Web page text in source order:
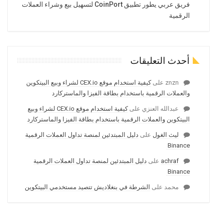
فريق عربي يطور تطبيق CoinPort لتسهيل بيع وشراء العملات
الرقمية
أحدث التعليقات
znzn على
كيفية استخدام موقع CEX.io لشراء وبيع البيتكوين
والعملات الرقمية باستخدام بطاقة الفيزا والماستركارد
عبدالله العنزي على
كيفية استخدام موقع CEX.io لشراء وبيع
البيتكوين والعملات الرقمية باستخدام بطاقة الفيزا والماستركارد
ليث الغول على دليل المبتدئين لمنصة تداول العملات الرقمية
Binance
achraf على دليل المبتدئين لمنصة تداول العملات الرقمية
Binance
محمد على الشرطة في بنغلاديش تتصيد مستخدمي البيتكوين